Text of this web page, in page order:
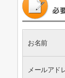
お名前
メールアド